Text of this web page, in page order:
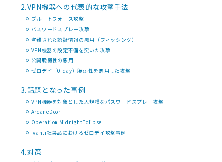
2.VPN機器への代表的な攻撃手法
ブルートフォース攻撃
パスワードスプレー攻撃
盗難された認証情報の悪用（フィッシング）
VPN機器の設定不備を突いた攻撃
公開脆弱性の悪用
ゼロデイ（0-day）脆弱性を悪用した攻撃
3. 話題となった事例
VPN機器を対象とした大規模なパスワードスプレー攻撃
ArcaneDoor
Operation MidnightEclipse
Ivanti社製品におけるゼロデイ攻撃事例
4.対策